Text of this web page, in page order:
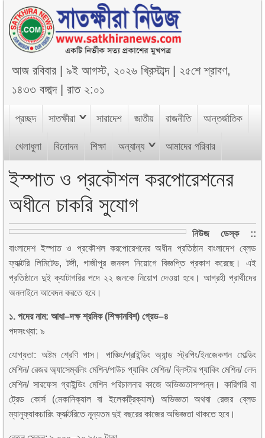
আজরবিবার |৯ই আগস্ট, ২০২৬ খ্রিস্টাব্দ| ২৫শে শ্রাবণ,
১৪৩৩ বঙ্গাব্দ|রাত ২:০১
প্রচ্ছদ সাতক্ষীরা সারাদেশ জাতীয় রাজনীতি আন্তর্জাতিক
খেলাধুলা বিনোদন শিক্ষা অন্যান্য আমাদের পরিবার
ইস্পাত ও প্রকৌশল করপোরেশনের
অধীনে চাকরি সুযোগ
নিউজ ডেস্ক ::
বাংলাদেশ ইস্পাত ও প্রকৌশল করপোরেশনের অধীন প্রতিষ্ঠান বাংলাদেশ ব্লেড
ফ্যাক্টরি লিমিটেড, টঙ্গী, গাজীপুর জনবল নিয়োগে বিজ্ঞপ্তি প্রকাশ করেছে। এই
প্রতিষ্ঠানে দুই ক্যাটাগরির পদে ২২ জনকে নিয়োগ দেওয়া হবে। আগ্রহী প্রার্থীদের
অনলাইনে আবেদন করতে হবে।
১. পদের নাম: আধা–দক্ষ শ্রমিক (শিক্ষানবিশ) গ্রেড–৪
পদসংখ্যা: ৯
যোগ্যতা: অষ্টম শ্রেণি পাস। পাঞ্চিং/গ্রাইন্ডিং অ্যান্ড স্ট্রপিং/ইনজেকশন মোল্ডিং
মেশিন/ রেজর অ্যাসেম্বলিং মেশিন/পাউচ প্যাকিং মেশিন/ ব্লিস্টার প্যাকিং মেশিন/ লেদ
মেশিন/ সারফেস গ্রাইন্ডিং মেশিন পরিচালনার কাজে অভিজ্ঞতাসম্পন্ন। কারিগরি বা
ট্রেড কোর্স (মেকানিক্যাল বা ইলেকট্রিক্যাল) অভিজ্ঞতা অথবা রেজর ব্লেড
ম্যানুফ্যাকচারিং ফ্যাক্টরিতে নূন্যতম দুই বছরের কাজের অভিজ্ঞতা থাকতে হবে।